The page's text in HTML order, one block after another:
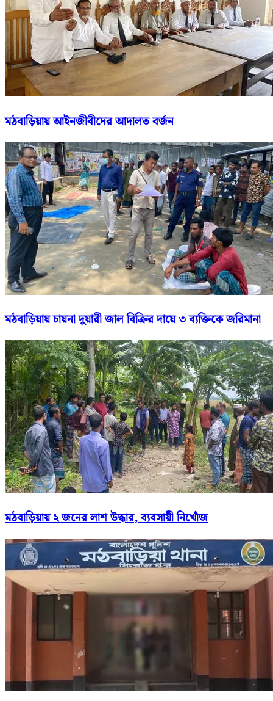
মঠবাড়িয়ায় আইনজীবীদের আদালত বর্জন
মঠবাড়িয়ায় চায়না দুয়ারী জাল বিক্রির দায়ে ৩ ব্যক্তিকে জরিমানা
মঠবাড়িয়ায় ২ জনের লাশ উদ্ধার, ব্যবসায়ী নিখোঁজ